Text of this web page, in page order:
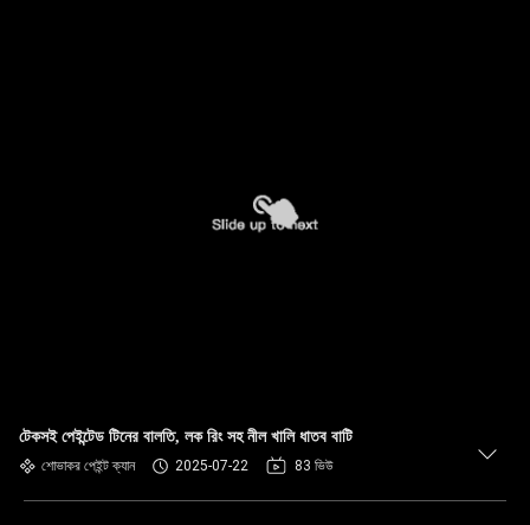
টেকসই পেইন্টেড টিনের বালতি, লক রিং সহ নীল খালি ধাতব বাটি
শোভাকর পেইন্ট ক্যান 2025-07-22 83 ভিউ